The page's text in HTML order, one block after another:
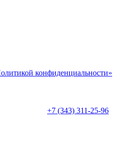
конфиденциальности»
+7 (343) 311-25-96